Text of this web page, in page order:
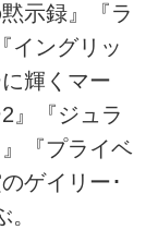
示録』『ラ
イングリッ
輝くマー
』『ジュラ
『プライベ
ゲイリー･